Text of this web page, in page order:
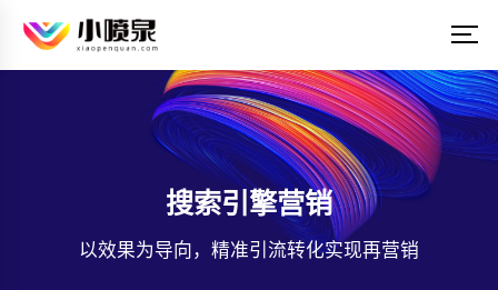
搜索引擎营销
以效果为导向，精准引流转化实现再营销